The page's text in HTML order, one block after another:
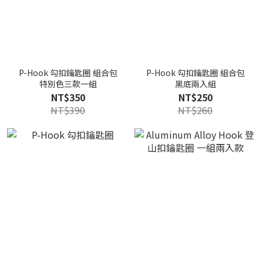
P-Hook 勾扣鑰匙圈 組合包
特別色三款一組
NT$350
NT$390
P-Hook 勾扣鑰匙圈 組合包
黑底兩入組
NT$250
NT$260